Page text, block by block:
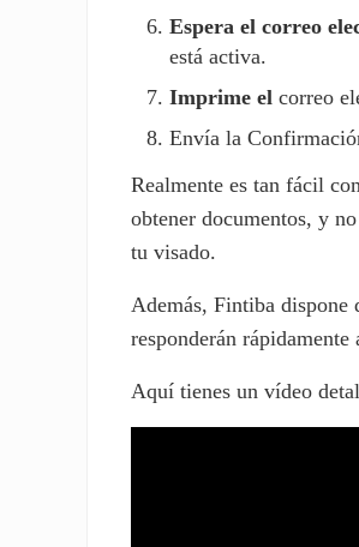
Espera el correo
está activa.
Imprime elcorreo
Envía la
Realmente es tan fácil
obtener documentos, y
tu visado.
Además, Fintiba dispone
responderán
Aquí tienes un vídeo